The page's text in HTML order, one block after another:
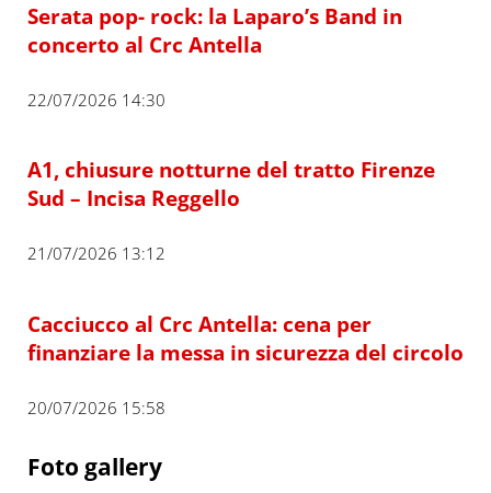
Serata pop- rock: la Laparo’s Band in
concerto al Crc Antella
22/07/2026 14:30
A1, chiusure notturne del tratto Firenze
Sud – Incisa Reggello
21/07/2026 13:12
Cacciucco al Crc Antella: cena per
finanziare la messa in sicurezza del circolo
20/07/2026 15:58
Foto gallery